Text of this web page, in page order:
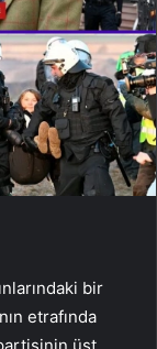
bir
etrafında
üst